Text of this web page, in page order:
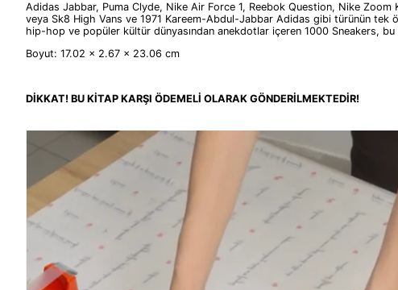
Adidas Jabbar, Puma Clyde, Nike Air Force 1, Reebok Question, Nike
veya Sk8 High Vans ve 1971 Kareem-Abdul-Jabbar Adidas gibi türünün tek
hip-hop ve popüler kültür dünyasından anekdotlar içeren 1000 Sneakers,
Boyut: 17.02 x 2.67 x 23.06 cm
DİKKAT! BU KİTAP KARŞI ÖDEMELİ OLARAK GÖNDERİLMEKTEDİR!